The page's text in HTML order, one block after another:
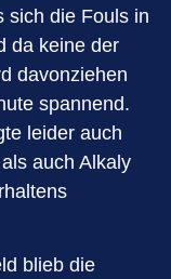
sich die Fouls in
da keine der
davonziehen
spannend.
leider auch
auch Alkaly
blieb die